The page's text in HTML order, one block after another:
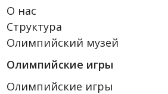
О нас
Структура
Олимпийский музей
Олимпийские игры
Олимпийские игры